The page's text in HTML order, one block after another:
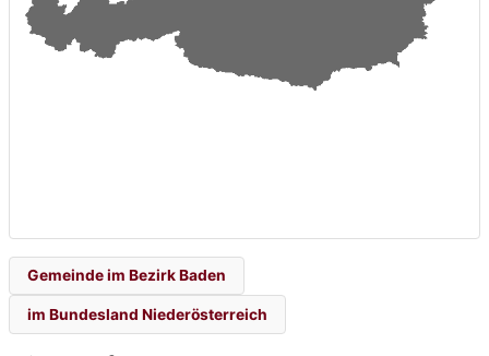
Gemeinde im Bezirk Baden
im Bundesland Niederösterreich